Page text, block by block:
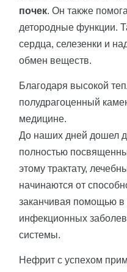
почек. Он также
детородные функции.
сердца, селезенки и
обмен веществ.
Благодаря высокой
полудрагоценный
медицине.
До наших дней дошел
полностью
этому трактату,
начинаются от
заканчивая помощью в
инфекционных
системы.
Нефрит с успехом